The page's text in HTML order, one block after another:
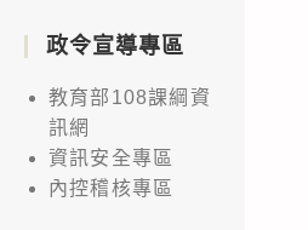
政令宣導專區
教育部108課綱資
訊網
資訊安全專區
內控稽核專區